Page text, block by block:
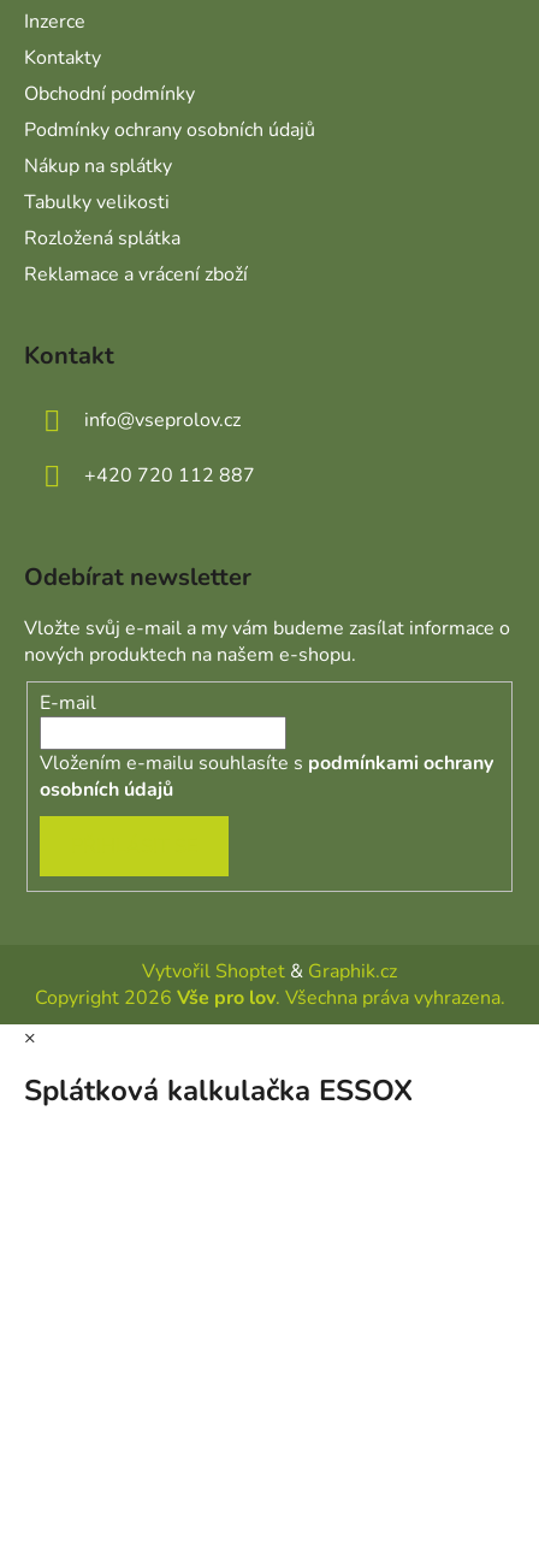
Inzerce
Kontakty
Obchodní podmínky
Podmínky ochrany osobních údajů
Nákup na splátky
Tabulky velikosti
Rozložená splátka
Reklamace a vrácení zboží
Kontakt
info@vseprolov.cz
+420 720 112 887
Odebírat newsletter
Vložte svůj e-mail a my vám budeme zasílat informace o
nových produktech na našem e-shopu.
E-mail
Vložením e-mailu souhlasíte s podmínkami ochrany
osobních údajů
Vytvořil Shoptet & Graphik.cz
Copyright 2026 Vše pro lov. Všechna práva vyhrazena.
×
Splátková kalkulačka ESSOX